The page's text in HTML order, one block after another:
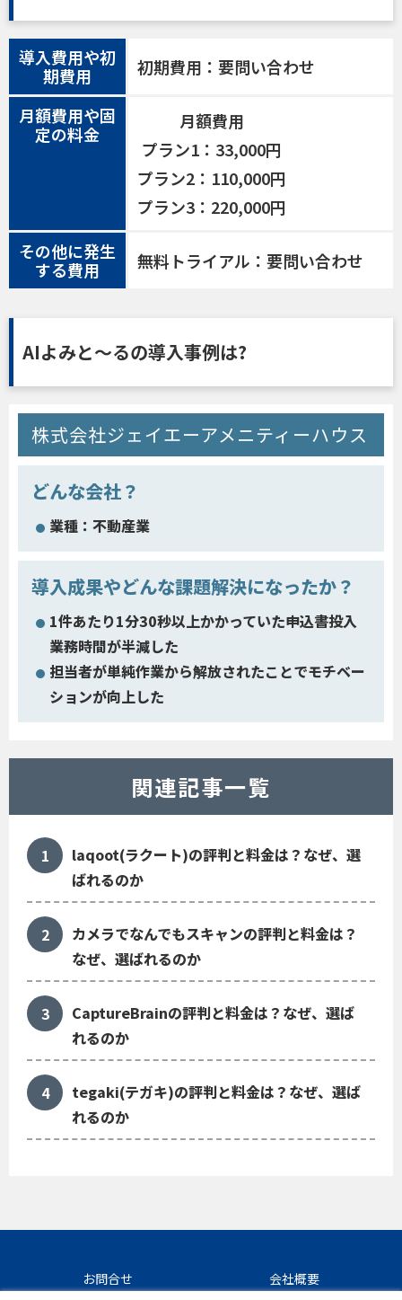
導入費用や初
期費用
初期費用：要問い合わせ
月額費用や固
定の料金
月額費用
プラン1：33,000円
プラン2：110,000円
プラン3：220,000円
その他に発生
する費用
無料トライアル：要問い合わせ
AIよみと〜るの導入事例は?
株式会社ジェイエーアメニティーハウス
どんな会社？
業種：不動産業
導入成果やどんな課題解決になったか？
1件あたり1分30秒以上かかっていた申込書投入
業務時間が半減した
担当者が単純作業から解放されたことでモチベー
ションが向上した
関連記事一覧
laqoot(ラクート)の評判と料金は？なぜ、選
ばれるのか
カメラでなんでもスキャンの評判と料金は？
なぜ、選ばれるのか
CaptureBrainの評判と料金は？なぜ、選ば
れるのか
tegaki(テガキ)の評判と料金は？なぜ、選ば
れるのか
お問合せ 会社概要